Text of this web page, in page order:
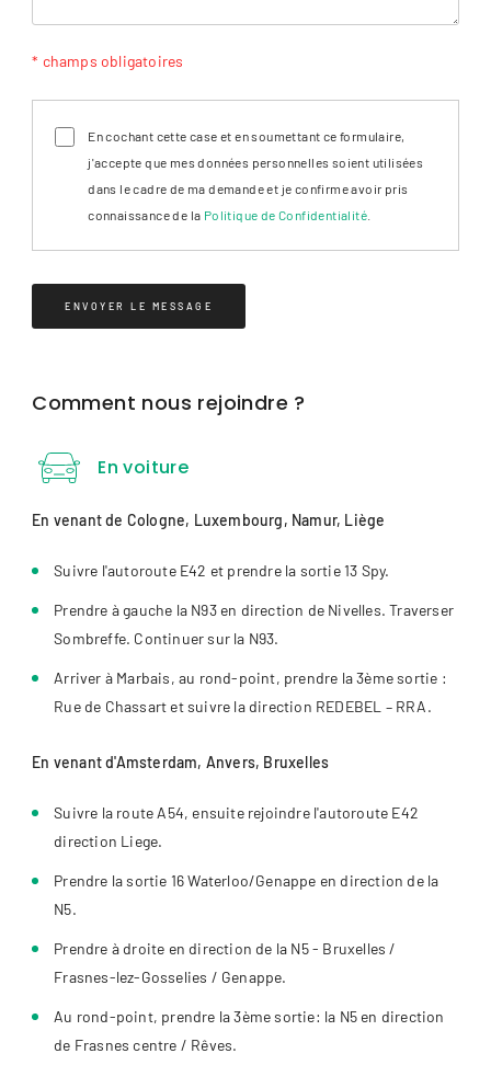
* champs obligatoires
En cochant cette case et en soumettant ce formulaire,
j'accepte que mes données personnelles soient utilisées
dans le cadre de ma demande et je confirme avoir pris
connaissance de la Politique de Confidentialité.
Comment nous rejoindre ?
En voiture
En venant de Cologne, Luxembourg, Namur, Liège
Suivre l'autoroute E42 et prendre la sortie 13 Spy.
Prendre à gauche la N93 en direction de Nivelles. Traverser
Sombreffe. Continuer sur la N93.
Arriver à Marbais, au rond-point, prendre la 3ème sortie :
Rue de Chassart et suivre la direction REDEBEL – RRA.
En venant d'Amsterdam, Anvers, Bruxelles
Suivre la route A54, ensuite rejoindre l'autoroute E42
direction Liege.
Prendre la sortie 16 Waterloo/Genappe en direction de la
N5.
Prendre à droite en direction de la N5 - Bruxelles /
Frasnes-lez-Gosselies / Genappe.
Au rond-point, prendre la 3ème sortie: la N5 en direction
de Frasnes centre / Rêves.